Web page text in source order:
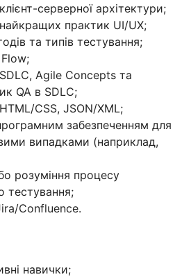
серверної архітектури;
практик UI/UX;
та типів тестування;
Agile Concepts та
QA в SDLC;
CSS, JSON/XML;
забезпеченням для
випадками (наприклад,
розуміння процесу
тестування;
Confluence.
навички;